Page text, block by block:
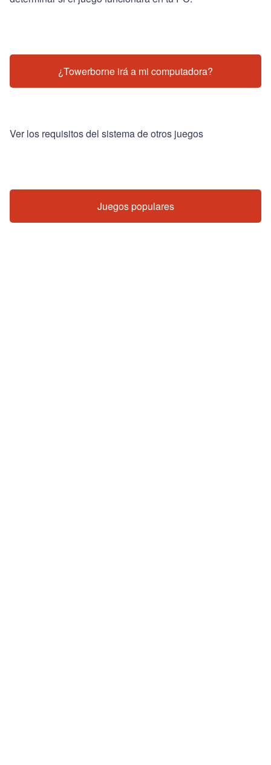
¿Towerborne irá a mi computadora?
Ver los requisitos del sistema de otros juegos
Juegos populares